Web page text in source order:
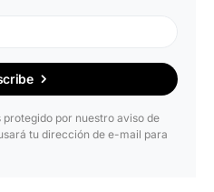
por nuestro aviso de
tu dirección de e-mail para